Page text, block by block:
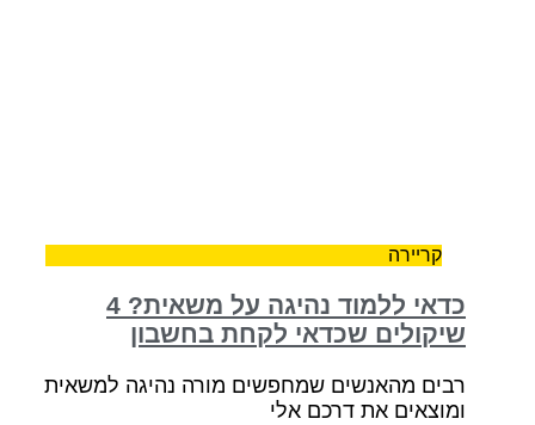
קריירה
כדאי ללמוד נהיגה על משאית? 4
שיקולים שכדאי לקחת בחשבון
רבים מהאנשים שמחפשים מורה נהיגה למשאית
ומוצאים את דרכם אלי